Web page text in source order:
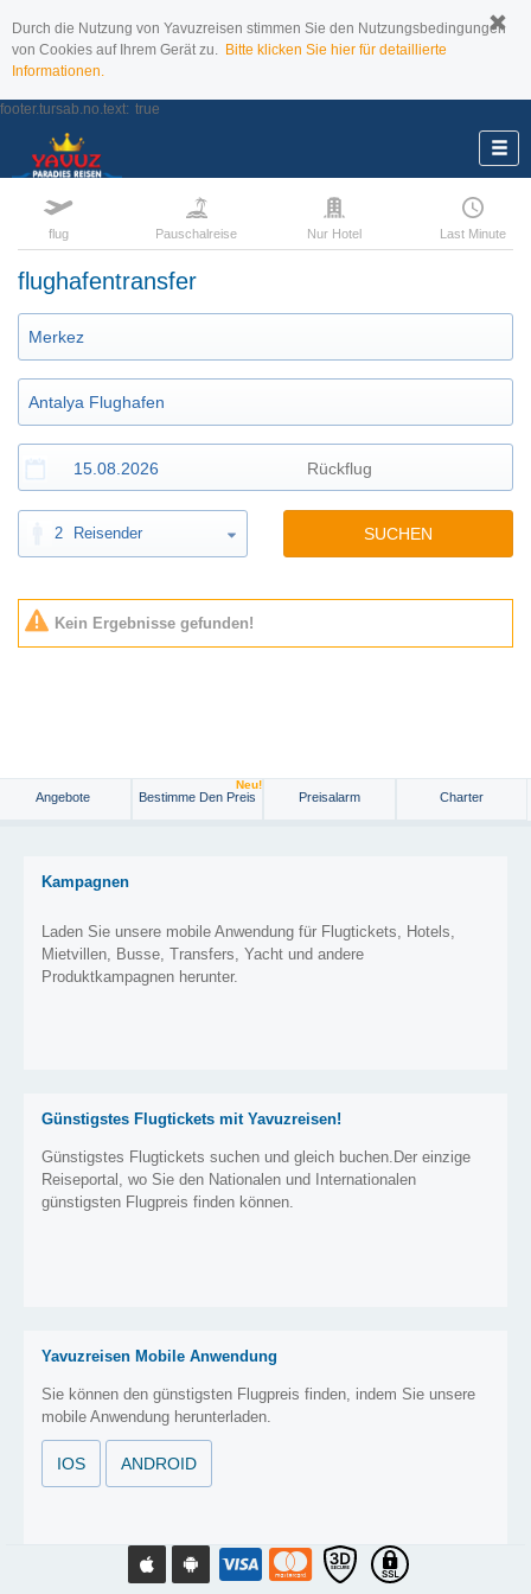
Durch die Nutzung von Yavuzreisen stimmen Sie den Nutzungsbedingungen
von Cookies auf Ihrem Gerät zu. Bitte klicken Sie hier für detaillierte
Informationen.
footer.tursab.no.text: true
flug Pauschalreise Nur Hotel Last Minute
flughafentransfer
2 Reisender SUCHEN
Kein Ergebnisse gefunden!
Angebote Bestimme Den Preis
Neu!
Preisalarm Charter
Kampagnen
Laden Sie unsere mobile Anwendung für Flugtickets, Hotels,
Mietvillen, Busse, Transfers, Yacht und andere
Produktkampagnen herunter.
Günstigstes Flugtickets mit Yavuzreisen!
Günstigstes Flugtickets suchen und gleich buchen.Der einzige
Reiseportal, wo Sie den Nationalen und Internationalen
günstigsten Flugpreis finden können.
Yavuzreisen Mobile Anwendung
Sie können den günstigsten Flugpreis finden, indem Sie unsere
mobile Anwendung herunterladen.
IOS ANDROID